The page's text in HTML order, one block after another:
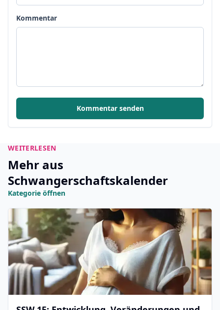
Kommentar
Kommentar senden
WEITERLESEN
Mehr aus
Schwangerschaftskalender
Kategorie öffnen